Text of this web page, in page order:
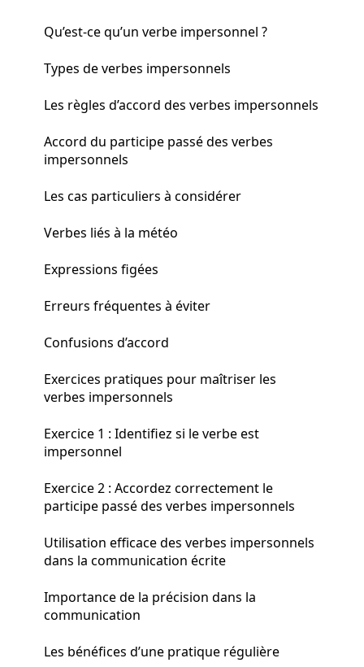
Qu’est-ce qu’un verbe impersonnel ?
Types de verbes impersonnels
Les règles d’accord des verbes impersonnels
Accord du participe passé des verbes
impersonnels
Les cas particuliers à considérer
Verbes liés à la météo
Expressions figées
Erreurs fréquentes à éviter
Confusions d’accord
Exercices pratiques pour maîtriser les
verbes impersonnels
Exercice 1 : Identifiez si le verbe est
impersonnel
Exercice 2 : Accordez correctement le
participe passé des verbes impersonnels
Utilisation efficace des verbes impersonnels
dans la communication écrite
Importance de la précision dans la
communication
Les bénéfices d’une pratique régulière